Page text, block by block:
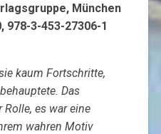
München
978-3-453-27306-1
kaum Fortschritte,
Das
es war eine
wahren Motiv